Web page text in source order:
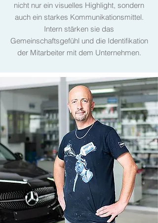
nicht nur ein visuelles Highlight, sondern
auch ein starkes Kommunikationsmittel.
Intern stärken sie das
Gemeinschaftsgefühl und die Identifikation
der Mitarbeiter mit dem Unternehmen.